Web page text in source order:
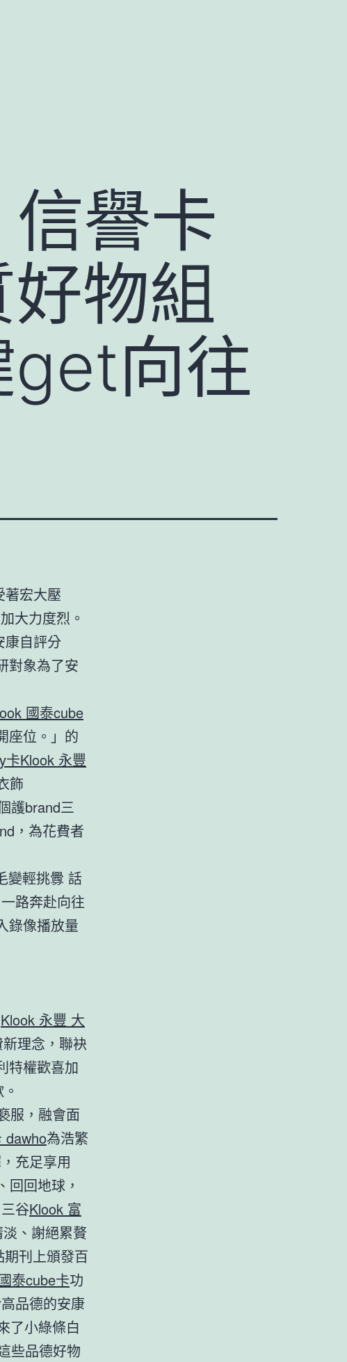
譽卡
物組
get向往
著宏大壓
大力度烈。
康自評分
對象為了安
國泰cube
座位。」的
卡Klook 永豐
飾
護brand三
，為花費者
變輕挑釁 話
路奔赴向往
錄像播放量
Klook 永豐 大
理念，聯袂
特權歡喜加
服，融會面
dawho為浩繁
充足享用
回回地球，
谷Klook 富
、謝絕累贅
刊上頒發百
泰cube卡功
品德的安康
了小綠條白
些品德好物